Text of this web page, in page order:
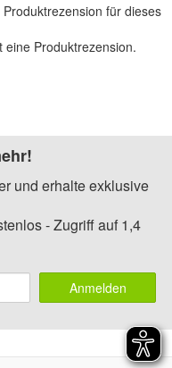
für dieses
eine Produktrezension.
und erhalte exklusive
- Zugriff auf 1,4
Anmelden